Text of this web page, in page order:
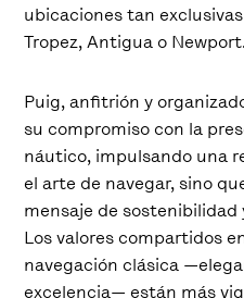
ubicaciones tan
Tropez, Antigua o Newport.
Puig, anfitrión y
su compromiso con la
náutico, impulsando una
el arte de navegar, sino
mensaje de
Los valores compartidos
navegación clásica
excelencia— están más